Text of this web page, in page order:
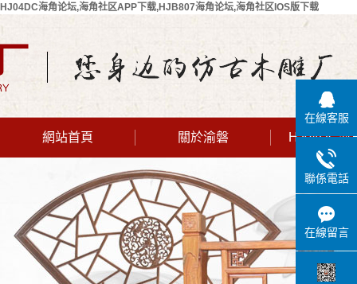
HJ04DC海角论坛,海角社区APP下载,HJB807海角论坛,海角社区IOS版下载
網站首頁 關於渝磐
公司簡介
聯係HJ04DC
海角论坛
HJ04DC海
在線客服
聯係電話
在線留言